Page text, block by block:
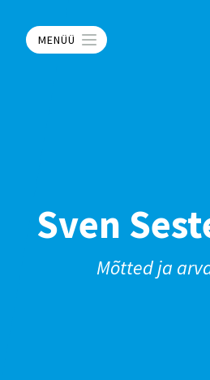
MENÜÜ
Sven
Mõtted ja